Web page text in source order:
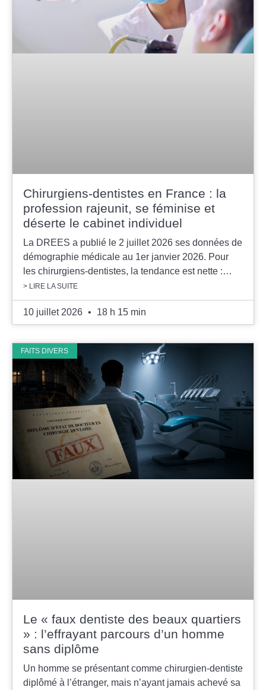
Chirurgiens-dentistes en France : la
profession rajeunit, se féminise et
déserte le cabinet individuel
La DREES a publié le 2 juillet 2026 ses données de
démographie médicale au 1er janvier 2026. Pour
les chirurgiens-dentistes, la tendance est nette :…
> LIRE LA SUITE
10 juillet 2026 18 h 15 min
FAITS DIVERS
Le « faux dentiste des beaux quartiers
» : l’effrayant parcours d’un homme
sans diplôme
Un homme se présentant comme chirurgien-dentiste
diplômé à l’étranger, mais n’ayant jamais achevé sa